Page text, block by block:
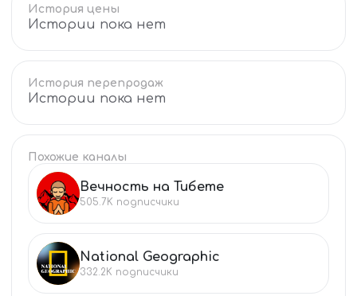
История цены
Истории пока нет
История перепродаж
Истории пока нет
Похожие каналы
ВЕ Вечность на Тибете
505.7K подписчики
NA National Geographic
332.2K подписчики